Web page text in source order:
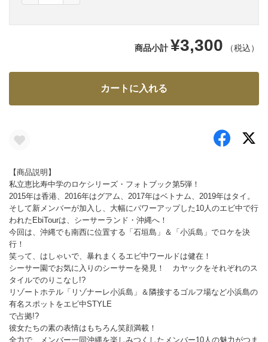
商品小計 ¥3,300 （税込）
カートに入れる